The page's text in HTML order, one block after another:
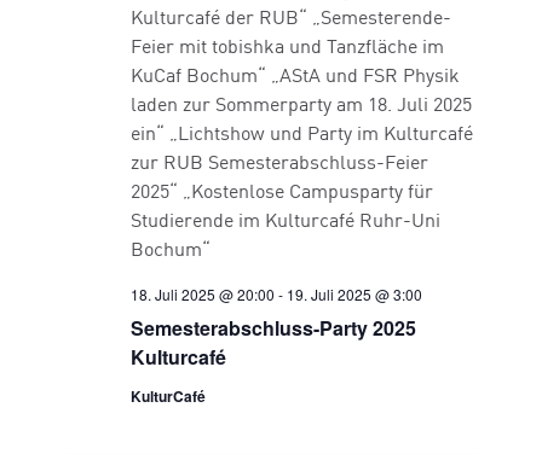
Semesterabschluss-Party 2025
Kulturcafé
18. Juli 2025 @ 20:00 - 19. Juli 2025 @ 3:00
KulturCafé